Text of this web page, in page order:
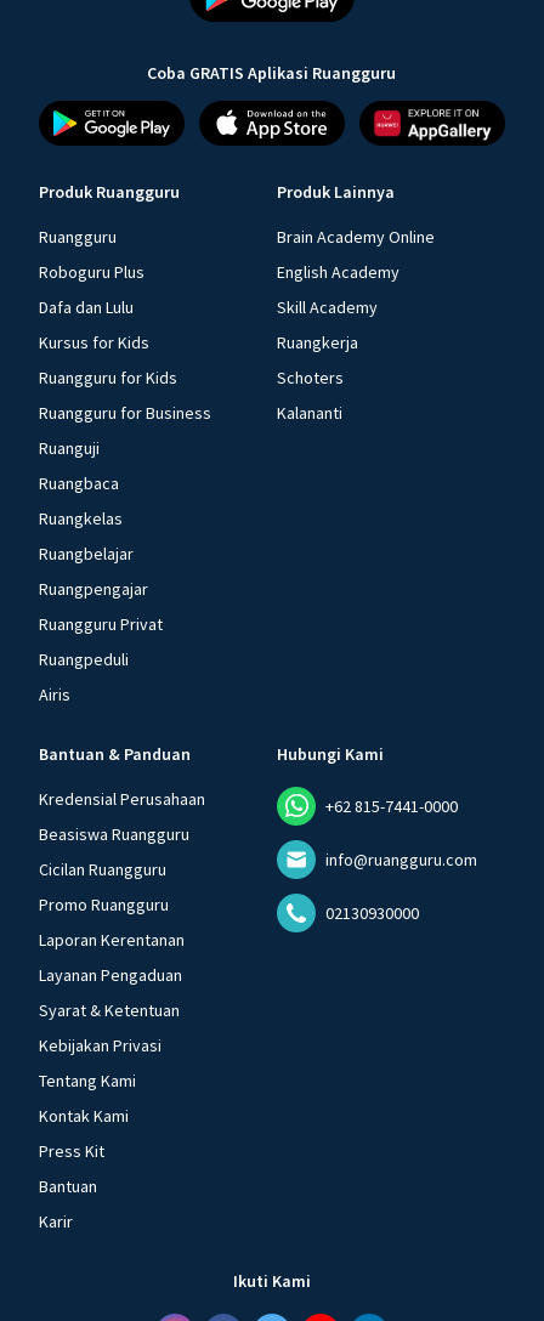
Coba GRATIS Aplikasi Ruangguru
Produk Ruangguru
Ruangguru
Roboguru Plus
Dafa dan Lulu
Kursus for Kids
Ruangguru for Kids
Ruangguru for Business
Ruanguji
Ruangbaca
Ruangkelas
Ruangbelajar
Ruangpengajar
Ruangguru Privat
Ruangpeduli
Airis
Produk Lainnya
Brain Academy Online
English Academy
Skill Academy
Ruangkerja
Schoters
Kalananti
Bantuan & Panduan
Kredensial Perusahaan
Beasiswa Ruangguru
Cicilan Ruangguru
Promo Ruangguru
Laporan Kerentanan
Layanan Pengaduan
Syarat & Ketentuan
Kebijakan Privasi
Tentang Kami
Kontak Kami
Press Kit
Bantuan
Karir
Hubungi Kami
+62 815-7441-0000
info@ruangguru.com
02130930000
Ikuti Kami